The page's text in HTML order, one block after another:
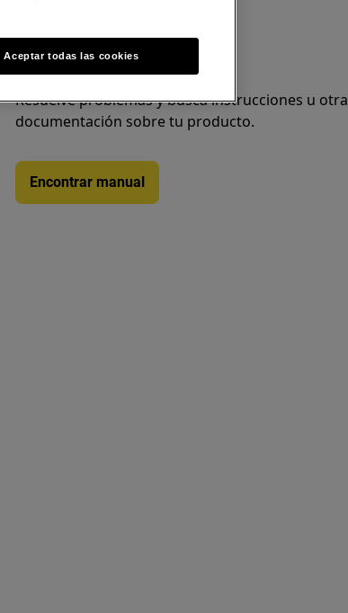
Encuentra tu manual de producto
Resuelve problemas y busca instrucciones u otra
documentación sobre tu producto.
Encontrar manual
Aceptar todas las cookies